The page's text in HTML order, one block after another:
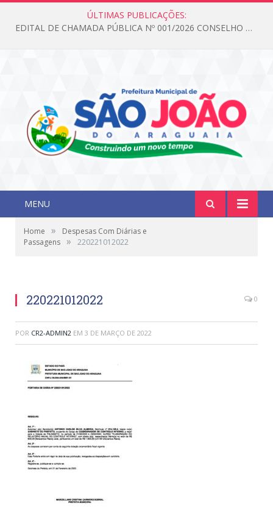
ÚLTIMAS PUBLICAÇÕES:
EDITAL DE CHAMADA PÚBLICA Nº 001/2026 CONSELHO DOS DIREITOS DA CRIANÇA E DO ADOLESCENTE
MENU
Home »
Despesas Com Diárias e
Passagens » 220221012022
220221012022 0
POR CR2-ADMIN2 EM 3 DE MARÇO DE 2022